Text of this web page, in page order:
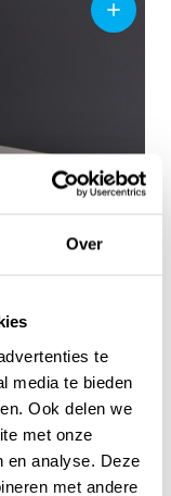
Over
te
media te bieden
Ook delen we
met onze
en analyse. Deze
met andere
en
welkom in
met